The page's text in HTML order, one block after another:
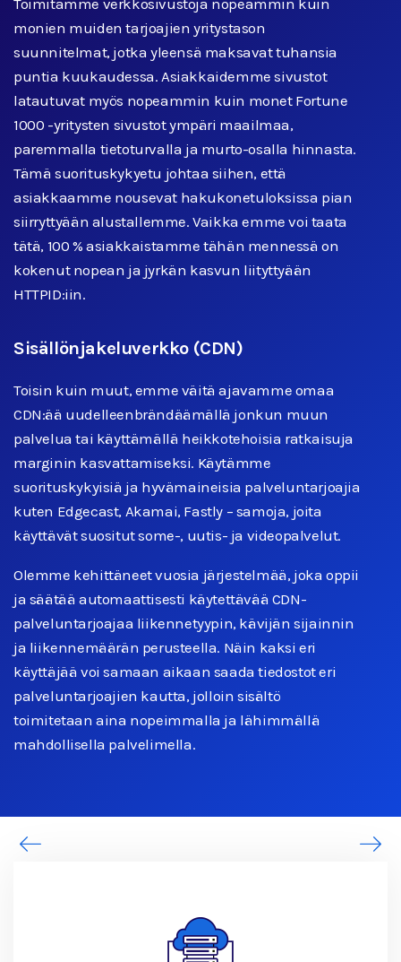
monien muiden tarjoajien yritystason
suunnitelmat, jotka yleensä maksavat tuhansia
puntia kuukaudessa. Asiakkaidemme sivustot
latautuvat myös nopeammin kuin monet Fortune
1000 -yritysten sivustot ympäri maailmaa,
paremmalla tietoturvalla ja murto-osalla hinnasta.
Tämä suorituskykyetu johtaa siihen, että
asiakkaamme nousevat hakukonetuloksissa pian
siirryttyään alustallemme. Vaikka emme voi taata
tätä, 100 % asiakkaistamme tähän mennessä on
kokenut nopean ja jyrkän kasvun liityttyään
HTTPID:iin.
Sisällönjakeluverkko (CDN)
Toisin kuin muut, emme väitä ajavamme omaa
CDN:ää uudelleenbrändäämällä jonkun muun
palvelua tai käyttämällä heikkotehoisia ratkaisuja
marginin kasvattamiseksi. Käytämme
suorituskykyisiä ja hyvämaineisia palveluntarjoajia
kuten Edgecast, Akamai, Fastly – samoja, joita
käyttävät suositut some-, uutis- ja videopalvelut.
Olemme kehittäneet vuosia järjestelmää, joka oppii
ja säätää automaattisesti käytettävää CDN-
palveluntarjoajaa liikennetyypin, kävijän sijainnin
ja liikennemäärän perusteella. Näin kaksi eri
käyttäjää voi samaan aikaan saada tiedostot eri
palveluntarjoajien kautta, jolloin sisältö
toimitetaan aina nopeimmalla ja lähimmällä
mahdollisella palvelimella.